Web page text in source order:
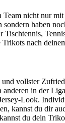
nicht nur
haben
nach
vollster
in der
Look.
kannst du dir
du dein